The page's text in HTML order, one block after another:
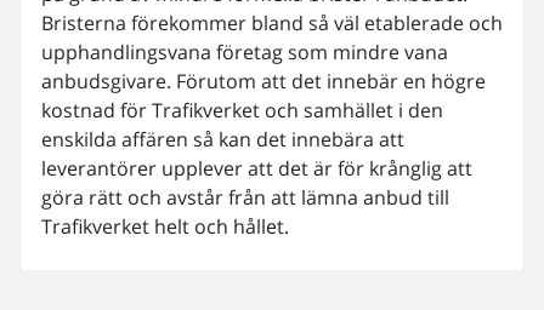
Bristerna förekommer bland så väl etablerade och
upphandlingsvana företag som mindre vana
anbudsgivare. Förutom att det innebär en högre
kostnad för Trafikverket och samhället i den
enskilda affären så kan det innebära att
leverantörer upplever att det är för krånglig att
göra rätt och avstår från att lämna anbud till
Trafikverket helt och hållet.